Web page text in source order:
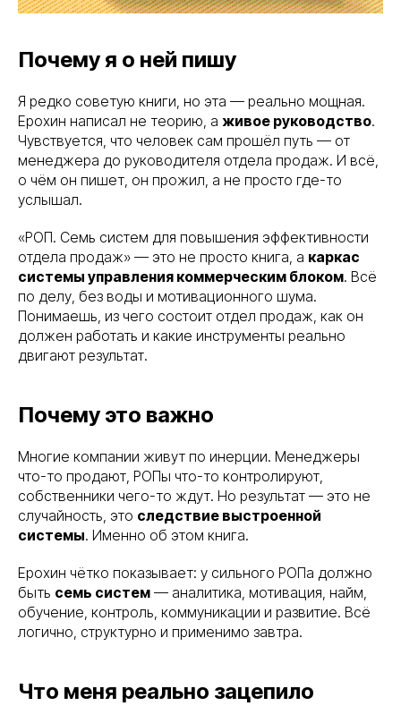
Почему я о ней пишу
Я редко советую книги, но эта — реально мощная.
Ерохин написал не теорию, а живое руководство.
Чувствуется, что человек сам прошёл путь — от
менеджера до руководителя отдела продаж. И всё,
о чём он пишет, он прожил, а не просто где-то
услышал.
«РОП. Семь систем для повышения эффективности
отдела продаж» — это не просто книга, а каркас
системы управления коммерческим блоком. Всё
по делу, без воды и мотивационного шума.
Понимаешь, из чего состоит отдел продаж, как он
должен работать и какие инструменты реально
двигают результат.
Почему это важно
Многие компании живут по инерции. Менеджеры
что-то продают, РОПы что-то контролируют,
собственники чего-то ждут. Но результат — это не
случайность, это следствие выстроенной
системы. Именно об этом книга.
Ерохин чётко показывает: у сильного РОПа должно
быть семь систем — аналитика, мотивация, найм,
обучение, контроль, коммуникации и развитие. Всё
логично, структурно и применимо завтра.
Что меня реально зацепило